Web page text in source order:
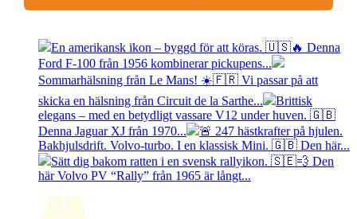
En amerikansk ikon – byggd för att köras. 🇺🇸🔥 Denna
Ford F-100 från 1956 kombinerar pickupens...
Sommarhälsning från Le Mans! ☀️🇫🇷 Vi passar på att
skicka en hälsning från Circuit de la Sarthe...
Brittisk
elegans – med en betydligt vassare V12 under huven. 🇬🇧
Denna Jaguar XJ från 1970...
🚨 247 hästkrafter på hjulen.
Bakhjulsdrift. Volvo-turbo. I en klassisk Mini. 🇬🇧 Den här...
Sätt dig bakom ratten i en svensk rallyikon. 🇸🇪💨 Den
här Volvo PV “Rally” från 1965 är långt...